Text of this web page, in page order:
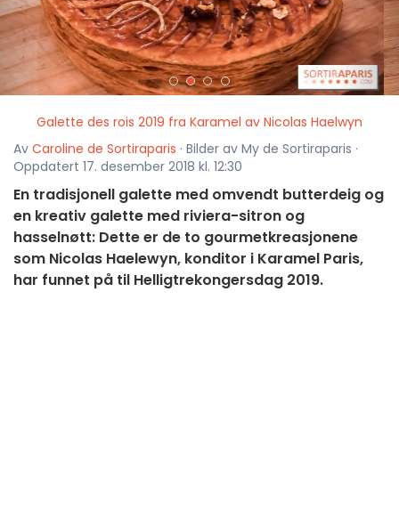
Galette des rois 2019 fra Karamel av Nicolas Haelwyn
Av Caroline de Sortiraparis · Bilder av My de Sortiraparis ·
Oppdatert 17. desember 2018 kl. 12:30
En tradisjonell galette med omvendt butterdeig og
en kreativ galette med riviera-sitron og
hasselnøtt: Dette er de to gourmetkreasjonene
som Nicolas Haelewyn, konditor i Karamel Paris,
har funnet på til Helligtrekongersdag 2019.